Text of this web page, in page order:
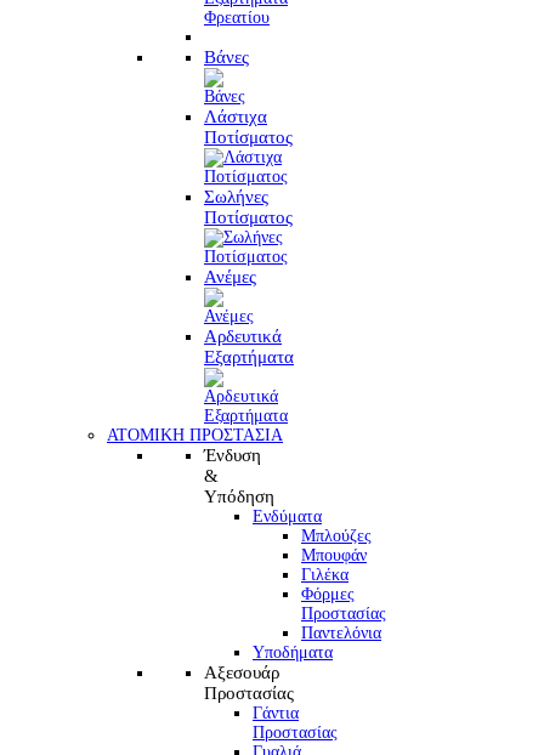
Βάνες
Λάστιχα
Ποτίσματος
Σωλήνες
Ποτίσματος
Ανέμες
Αρδευτικά
Εξαρτήματα
ΑΤΟΜΙΚΗ ΠΡΟΣΤΑΣΙΑ
Ένδυση
&
Υπόδηση
Ενδύματα
Μπλούζες
Μπουφάν
Γιλέκα
Φόρμες
Προστασίας
Παντελόνια
Υποδήματα
Αξεσουάρ
Προστασίας
Γάντια
Προστασίας